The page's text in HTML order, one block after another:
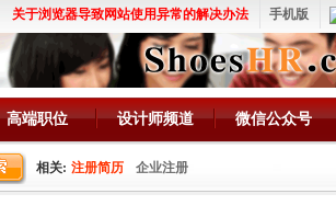
手机版
关于浏览器导致网站使用异常的解决办法
高端职位 设计师频道 微信公众号
相关: 注册简历 企业注册